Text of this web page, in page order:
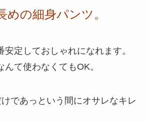
めの細身パンツ。
安定しておしゃれになれます。
て使わなくてもOK。
であっという間にオサレなキレ